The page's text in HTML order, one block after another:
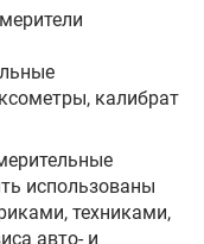
калибрат
использованы
техниками,
авто- и